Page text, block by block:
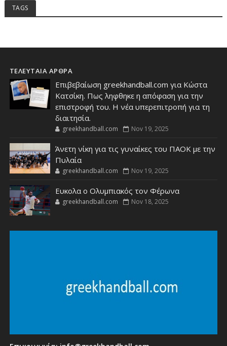
TAGS
ΤΕΛΕΥΤΑΙΑ ΑΡΘΡΑ
Επιβεβαίωση greekhandball.com για Κώστα
Κατσίκη. Πως ληφθηκε η απόφαση για την
επιστροφή του. Η νέα υπερεπιτροπή για τη
διαιτησία.
greekhandball.com Nov 19, 2025
Άνετη νίκη για τις γυναίκες του ΠΑΟΚ με την
Πυλαία
greekhandball.com Nov 19, 2025
Ευκολα ο Ολυμπιακός τον Φέρωνα
greekhandball.com Nov 18, 2025